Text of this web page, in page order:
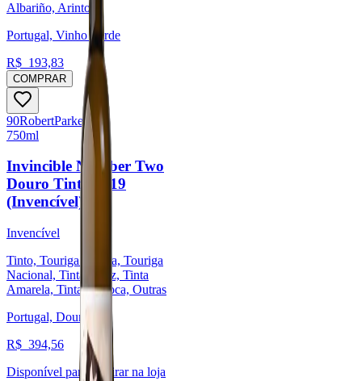
Albariño, Arinto
Portugal, Vinho Verde
R$ 193,83
COMPRAR
90RobertParker
750ml
Invincible Number Two
Douro Tinto 2019
(Invencível)
Invencível
Tinto, Touriga Franca, Touriga
Nacional, Tinta Roriz, Tinta
Amarela, Tinta Barroca, Outras
Portugal, Douro
R$ 394,56
Disponível para: Retirar na loja